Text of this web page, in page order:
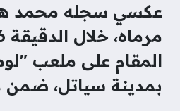
عكسي سجله محمد
المقام على ملعب
بمدينة سياتل، ضمن